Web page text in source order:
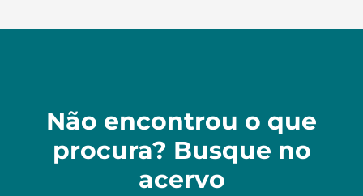
Não encontrou o que
procura? Busque no
acervo